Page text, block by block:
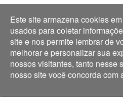
Este site armazena cookies
usados para coletar
site e nos permite lembrar de
melhorar e personalizar sua
nossos visitantes, tanto nesse
nosso site você concorda com